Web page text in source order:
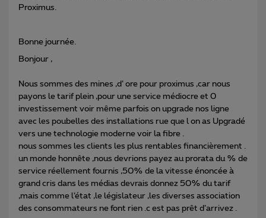
Proximus.
Bonne journée.
Bonjour ,
Nous sommes des mines ,d’ ore pour proximus ,car nous
payons le tarif plein ,pour une service médiocre et 0
investissement voir même parfois on upgrade nos ligne
avec les poubelles des installations rue que l on as Upgradé
vers une technologie moderne voir la fibre .
nous sommes les clients les plus rentables financièrement .
un monde honnête ,nous devrions payez au prorata du % de
service réellement fournis ,50% de la vitesse énoncée à
grand cris dans les médias devrais donnez 50% du tarif
,mais comme l’état ,le législateur ,les diverses association
des consommateurs ne font rien .c est pas prêt d’arrivez .